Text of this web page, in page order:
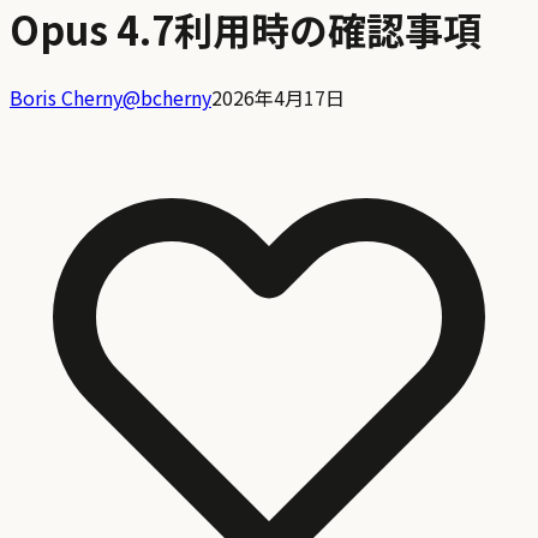
Opus 4.7利用時の確認事項
Boris Cherny@bcherny2026年4月17日